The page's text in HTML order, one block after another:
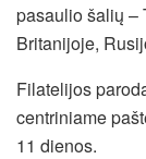
pasaulio šalių –
Britanijoje,
Filatelijos
centriniame
11 dienos.